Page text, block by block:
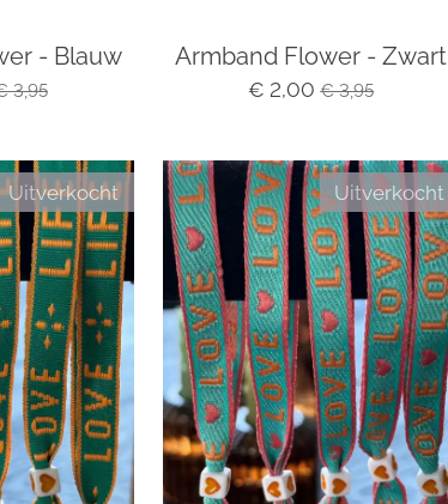
- Blauw
3,95
Armband Flower - Zwart
€ 2,00 € 3,95
Uitverkocht Uitverkocht